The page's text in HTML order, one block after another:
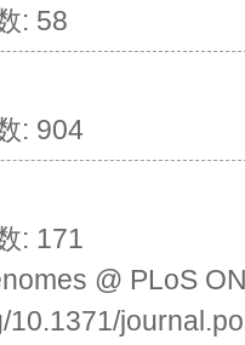
: 58
: 904
: 171
@ PLoS
10.1371/